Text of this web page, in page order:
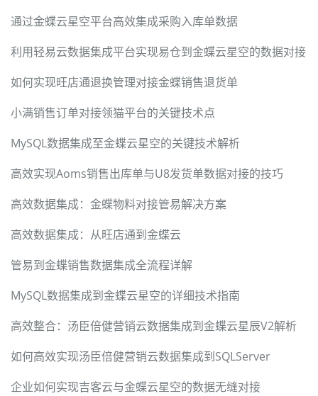
通过金蝶云星空平台高效集成采购入库单数据
利用轻易云数据集成平台实现易仓到金蝶云星空的数据对接
如何实现旺店通退换管理对接金蝶销售退货单
小满销售订单对接领猫平台的关键技术点
MySQL数据集成至金蝶云星空的关键技术解析
高效实现Aoms销售出库单与U8发货单数据对接的技巧
高效数据集成：金蝶物料对接管易解决方案
高效数据集成：从旺店通到金蝶云
管易到金蝶销售数据集成全流程详解
MySQL数据集成到金蝶云星空的详细技术指南
高效整合：汤臣倍健营销云数据集成到金蝶云星辰V2解析
如何高效实现汤臣倍健营销云数据集成到SQLServer
企业如何实现吉客云与金蝶云星空的数据无缝对接